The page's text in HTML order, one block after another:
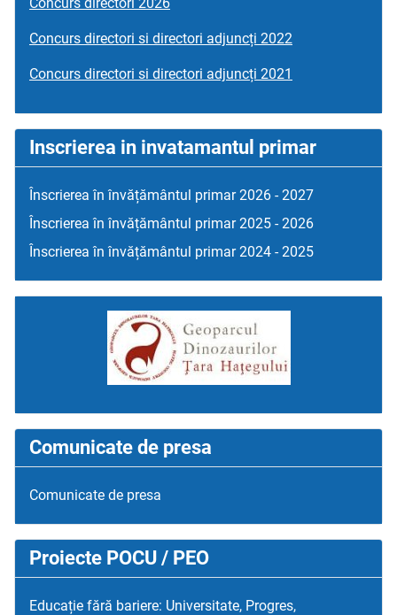
Concurs directori si directori adjuncți 2022
Concurs directori si directori adjuncți 2021
Inscrierea in invatamantul primar
Înscrierea în învățământul primar 2026 - 2027
Înscrierea în învățământul primar 2025 - 2026
Înscrierea în învățământul primar 2024 - 2025
Comunicate de presa
Comunicate de presa
Proiecte POCU / PEO
Educație fără bariere: Universitate, Progres,